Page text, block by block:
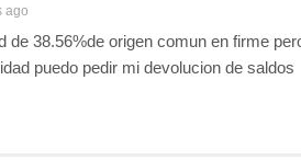
ago
de 38.56%de origen comun en firme
puedo pedir mi devolucion de saldos